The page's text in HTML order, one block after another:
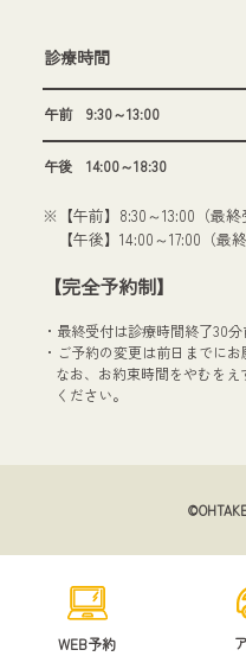
診療時間
午前 9:30～13:00
午後 14:00～18:30
※【午前】8:30～13:00（最終
【午後】14:00～17:00（最
【完全予約制】
・最終受付は診療時間終了30分
・ご予約の変更は前日までにお
なお、お約束時間をやむを
ください。
WEB予約